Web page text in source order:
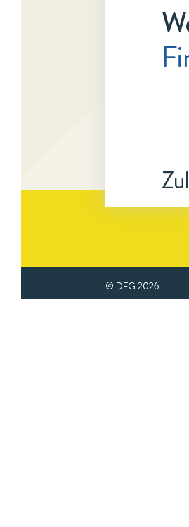
© DFG 2026